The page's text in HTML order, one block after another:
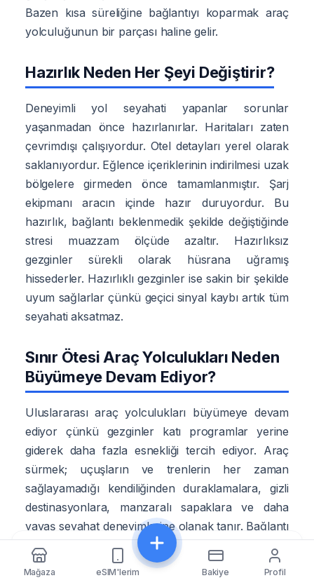
Bazen kısa süreliğine bağlantıyı koparmak araç
yolculuğunun bir parçası haline gelir.
Hazırlık Neden Her Şeyi Değiştirir?
Deneyimli yol seyahati yapanlar sorunlar
yaşanmadan önce hazırlanırlar. Haritaları zaten
çevrimdışı çalışıyordur. Otel detayları yerel olarak
saklanıyordur. Eğlence içeriklerinin indirilmesi uzak
bölgelere girmeden önce tamamlanmıştır. Şarj
ekipmanı aracın içinde hazır duruyordur. Bu
hazırlık, bağlantı beklenmedik şekilde değiştiğinde
stresi muazzam ölçüde azaltır. Hazırlıksız
gezginler sürekli olarak hüsrana uğramış
hissederler. Hazırlıklı gezginler ise sakin bir şekilde
uyum sağlarlar çünkü geçici sinyal kaybı artık tüm
seyahati aksatmaz.
Sınır Ötesi Araç Yolculukları Neden
Büyümeye Devam Ediyor?
Uluslararası araç yolculukları büyümeye devam
ediyor çünkü gezginler katı programlar yerine
giderek daha fazla esnekliği tercih ediyor. Araç
sürmek; uçuşların ve trenlerin her zaman
sağlayamadığı kendiliğinden duraklamalara, gizli
destinasyonlara, manzaralı sapaklara ve daha
yavaş seyahat deneyimlerine olanak tanır. Bağlantı
beklentileri bu trendle birlikte yükseliyor. İnsanlar
dijital yaşamdan tamamen kopmadan özgürlük
Paylaş
Mağaza eSIM'lerim Bakiye Profil